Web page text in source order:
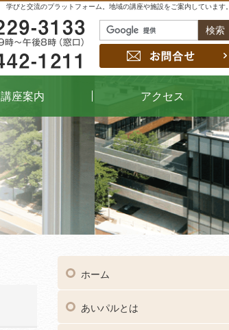
学びと交流のプラットフォーム。地域の講座や施設をご案内しています。
ホーム
あいパルとは
048-229-3133
048-442-1211
講座案内 アクセス